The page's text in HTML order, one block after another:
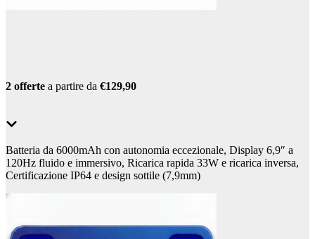
2 offerte a partire da €129,90
Batteria da 6000mAh con autonomia eccezionale, Display 6,9″ a
120Hz fluido e immersivo, Ricarica rapida 33W e ricarica inversa,
Certificazione IP64 e design sottile (7,9mm)